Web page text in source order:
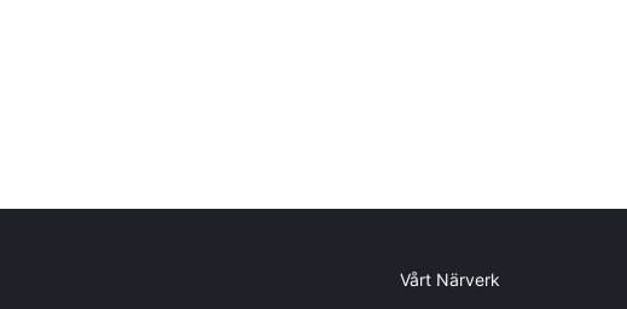
Vårt Närverk